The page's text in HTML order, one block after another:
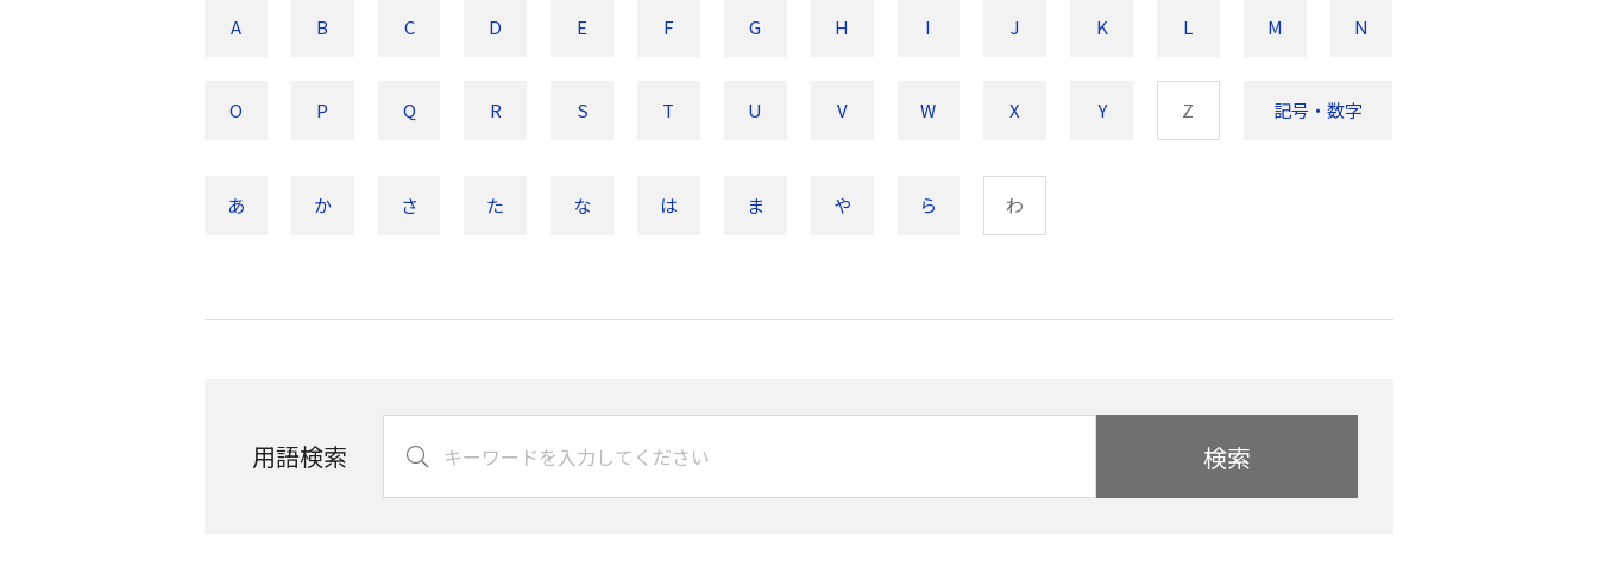
A B C D E F G H I J K L M N
O P Q R S T U V W X Y Z 記号・数字
あ か さ た な は ま や ら わ
用語検索 検索